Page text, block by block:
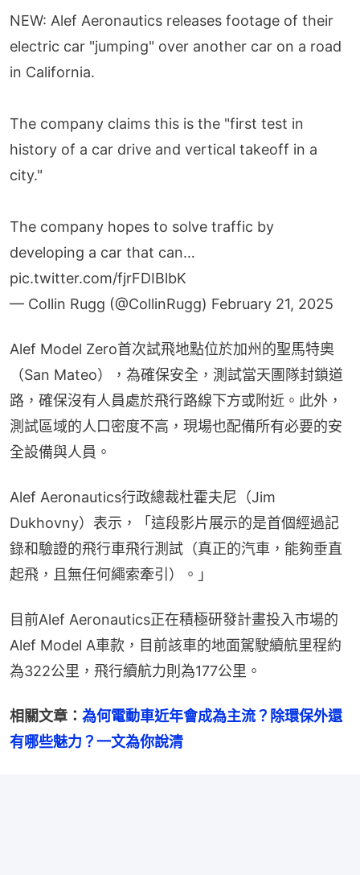
NEW: Alef Aeronautics releases footage of their
electric car "jumping" over another car on a road
in California.
The company claims this is the "first test in
history of a car drive and vertical takeoff in a
city."
The company hopes to solve traffic by
developing a car that can…
pic.twitter.com/fjrFDIBlbK
— Collin Rugg (@CollinRugg) February 21, 2025
Alef Model Zero首次試飛地點位於加州的聖馬特奧
（San Mateo），為確保安全，測試當天團隊封鎖道
路，確保沒有人員處於飛行路線下方或附近。此外，
測試區域的人口密度不高，現場也配備所有必要的安
全設備與人員。
Alef Aeronautics行政總裁杜霍夫尼（Jim
Dukhovny）表示，「這段影片展示的是首個經過記
錄和驗證的飛行車飛行測試（真正的汽車，能夠垂直
起飛，且無任何繩索牽引）。」
目前Alef Aeronautics正在積極研發計畫投入市場的
Alef Model A車款，目前該車的地面駕駛續航里程約
為322公里，飛行續航力則為177公里。
相關文章： 為何電動車近年會成為主流？除環保外還
有哪些魅力？一文為你說清